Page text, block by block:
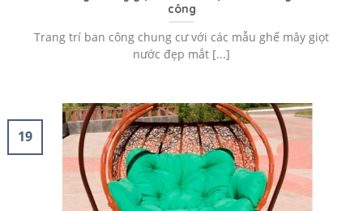
công
Trang trí ban công chung cư với các mẫu ghế mây giọt
nước đẹp mắt [...]
19